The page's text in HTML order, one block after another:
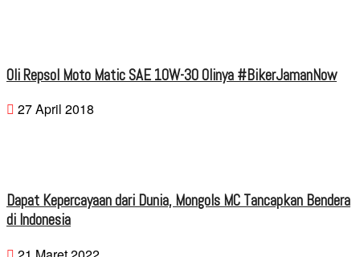
Oli Repsol Moto Matic SAE 10W-30 Olinya #BikerJamanNow
27 April 2018
Dapat Kepercayaan dari Dunia, Mongols MC Tancapkan Bendera
di Indonesia